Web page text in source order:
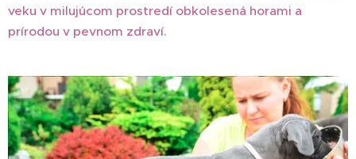
veku v milujúcom prostredí obkolesená horami a
prírodou v pevnom zdraví.